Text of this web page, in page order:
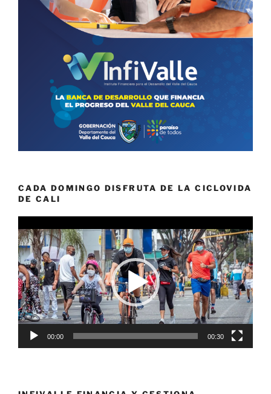
CADA DOMINGO DISFRUTA DE LA CICLOVIDA
DE CALI
de
vídeo
00:00 00:30